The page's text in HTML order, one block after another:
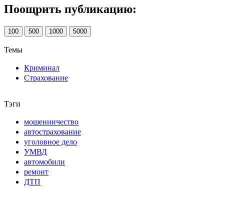
Поощрить публикацию:
100 500 1000 5000
Темы
Криминал
Страхование
Тэги
мошенничество
автострахование
уголовное дело
УМВД
автомобили
ремонт
ДТП